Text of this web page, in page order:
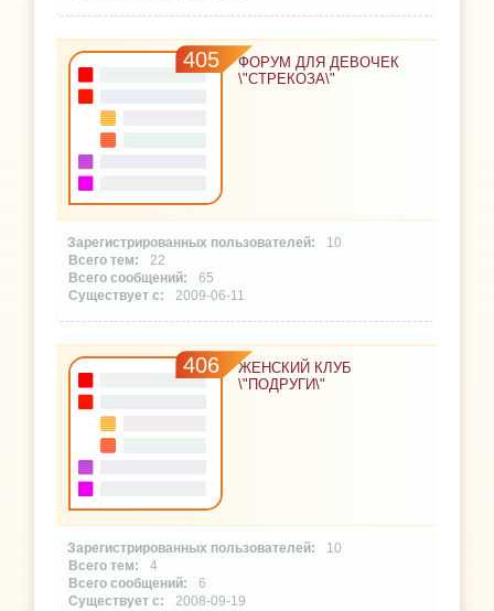
405
ФОРУМ ДЛЯ ДЕВОЧЕК
\"СТРЕКОЗА\"
10
22
65
2009-06-11
406
ЖЕНСКИЙ КЛУБ
\"ПОДРУГИ\"
10
4
6
2008-09-19